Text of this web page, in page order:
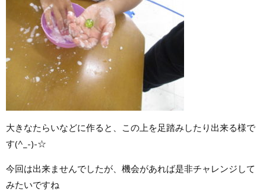
大きなたらいなどに作ると、この上を足踏みしたり出来る様で
す(^_-)-☆
今回は出来ませんでしたが、機会があれば是非チャレンジして
みたいですね